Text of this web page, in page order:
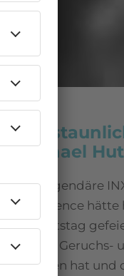
Listing
8
Michael
Der legendäre
Hutchence hätte
Geburtstag
seinen Geruchs-
verloren hat und